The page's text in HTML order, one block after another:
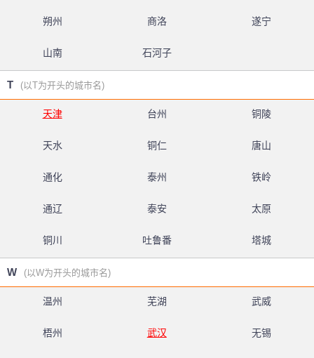
朔州 商洛 遂宁
山南 石河子
T (以T为开头的城市名)
天津 台州 铜陵
天水 铜仁 唐山
通化 泰州 铁岭
通辽 泰安 太原
铜川 吐鲁番 塔城
W (以W为开头的城市名)
温州 芜湖 武威
梧州 武汉 无锡